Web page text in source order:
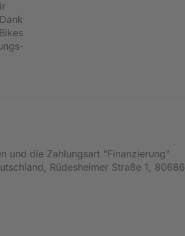
und die Zahlungsart "Finanzierung"
Rüdesheimer Straße 1, 80686